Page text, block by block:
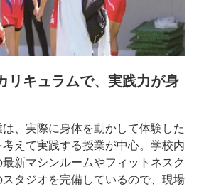
リキュラムで、実践力が身
は、実際に身体を動かして体験した
考えて実践する授業が中心。学校内
新マシンルームやフィットネスク
タジオを完備しているので、現場